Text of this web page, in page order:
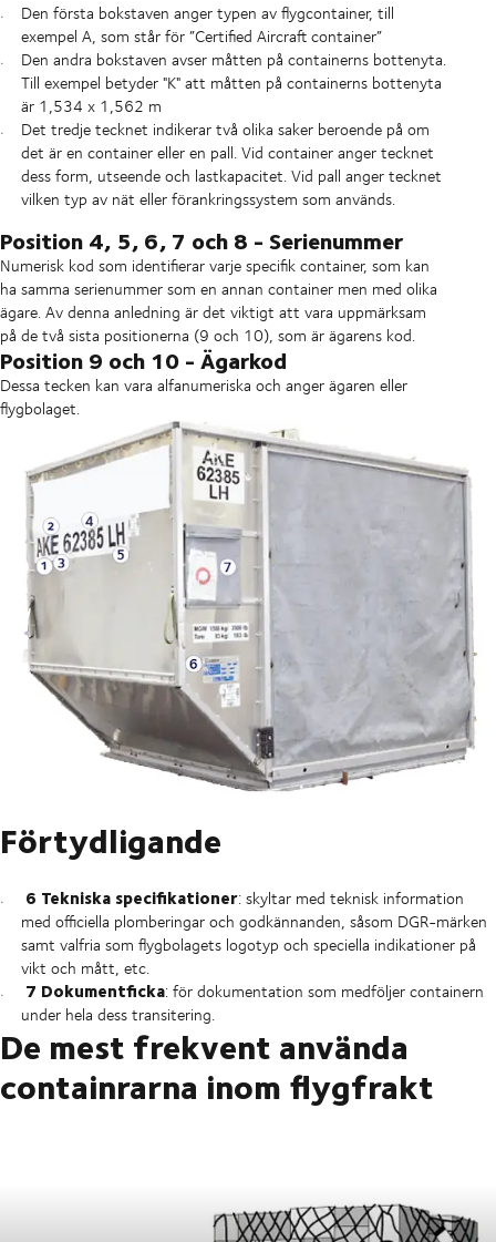
Den första bokstaven anger typen av flygcontainer, till
exempel A, som står för ”Certified Aircraft container”
Den andra bokstaven avser måtten på containerns bottenyta.
Till exempel betyder "K" att måtten på containerns bottenyta
är 1,534 x 1,562 m
Det tredje tecknet indikerar två olika saker beroende på om
det är en container eller en pall. Vid container anger tecknet
dess form, utseende och lastkapacitet. Vid pall anger tecknet
vilken typ av nät eller förankringssystem som används.
Position 4, 5, 6, 7 och 8 - Serienummer
Numerisk kod som identifierar varje specifik container, som kan
ha samma serienummer som en annan container men med olika
ägare. Av denna anledning är det viktigt att vara uppmärksam
på de två sista positionerna (9 och 10), som är ägarens kod.
Position 9 och 10 - Ägarkod
Dessa tecken kan vara alfanumeriska och anger ägaren eller
flygbolaget.
Förtydligande
6 Tekniska specifikationer: skyltar med teknisk information
med officiella plomberingar och godkännanden, såsom DGR-märken
samt valfria som flygbolagets logotyp och speciella indikationer på
vikt och mått, etc.
7 Dokumentficka: för dokumentation som medföljer containern
under hela dess transitering.
De mest frekvent använda
containrarna inom flygfrakt